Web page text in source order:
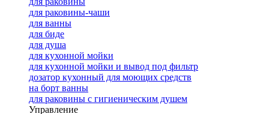
для раковины-чаши
для ванны
для биде
для душа
для кухонной мойки
для кухонной мойки и вывод под фильтр
дозатор кухонный для моющих средств
на борт ванны
для раковины с гигиеническим душем
Управление